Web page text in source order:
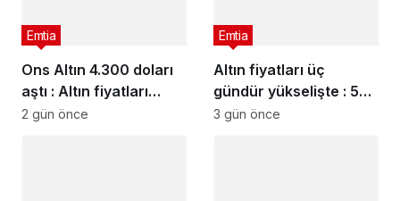
Ons Altın 4.300 doları
aştı : Altın fiyatları
neden yükseliyor?
Emtia
2 gün önce
Altın fiyatları üç
gündür yükselişte : 5
Ağustos 2026 güncel
Emtia
3 gün önce